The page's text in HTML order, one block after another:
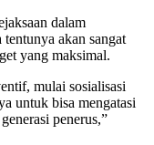
dalam
akan sangat
yang maksimal.
mulai sosialisasi
untuk bisa mengatasi
penerus,”